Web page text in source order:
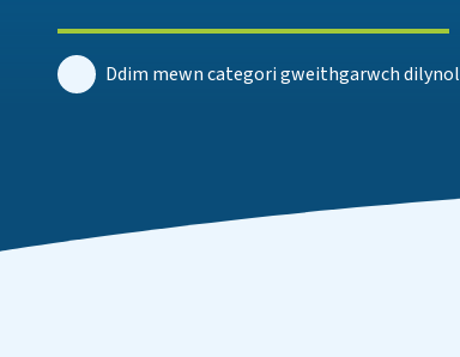
Ddim mewn categori gweithgarwch dilynol